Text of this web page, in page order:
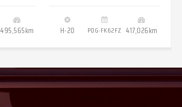
495,565km H-20 PDG-FK62FZ 417,026km